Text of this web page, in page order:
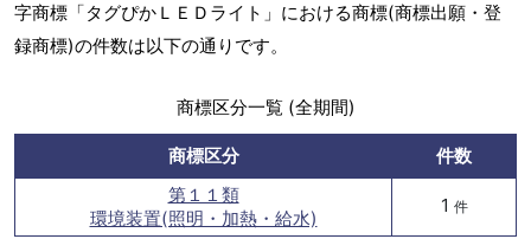
字商標「タグぴかＬＥＤライト」における商標(商標出願・登
録商標)の件数は以下の通りです。
商標区分一覧 (全期間)
商標区分
件数
第１１類
環境装置(照明・加熱・給水)
1 件